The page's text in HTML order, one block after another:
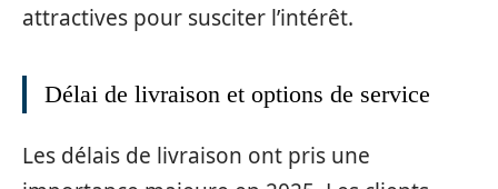
attractives pour susciter l’intérêt.
Délai de livraison et options de service
Les délais de livraison ont pris une